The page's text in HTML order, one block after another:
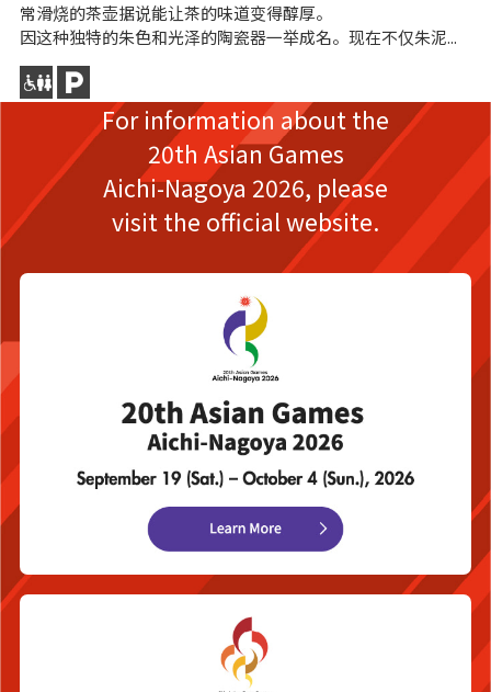
常滑烧的茶壶据说能让茶的味道变得醇厚。
因这种独特的朱色和光泽的陶瓷器一举成名。现在不仅朱泥...
For information about the
20th Asian Games
Aichi-Nagoya 2026, please
visit the official website.